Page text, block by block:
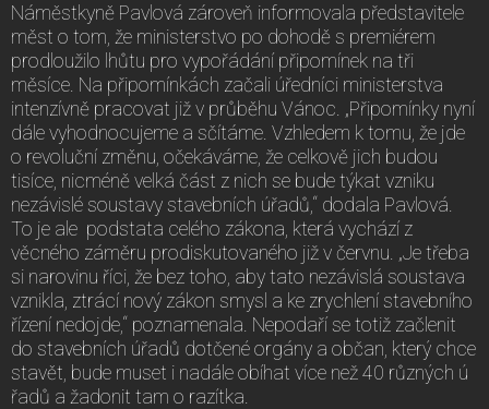
Náměstkyně Pavlová zároveň informovala představitele
měst o tom, že ministerstvo po dohodě s premiérem
prodloužilo lhůtu pro vypořádání připomínek na tři
měsíce. Na připomínkách začali úředníci ministerstva
intenzívně pracovat již v průběhu Vánoc. „Připomínky nyní
dále vyhodnocujeme a sčítáme. Vzhledem k tomu, že jde
o revoluční změnu, očekáváme, že celkově jich budou
tisíce, nicméně velká část z nich se bude týkat vzniku
nezávislé soustavy stavebních úřadů,“ dodala Pavlová.
To je ale podstata celého zákona, která vychází z
věcného záměru prodiskutovaného již v červnu. „Je třeba
si narovinu říci, že bez toho, aby tato nezávislá soustava
vznikla, ztrácí nový zákon smysl a ke zrychlení stavebního
řízení nedojde,“ poznamenala. Nepodaří se totiž začlenit
do stavebních úřadů dotčené orgány a občan, který chce
stavět, bude muset i nadále obíhat více než 40 různých ú
řadů a žadonit tam o razítka.